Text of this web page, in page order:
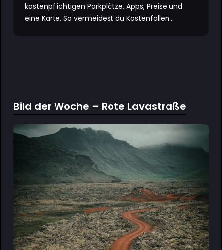
kostenpflichtigen Parkplätze, Apps, Preise und
eine Karte. So vermeidest du Kostenfallen...
Bild der Woche – Rote Lavastraße